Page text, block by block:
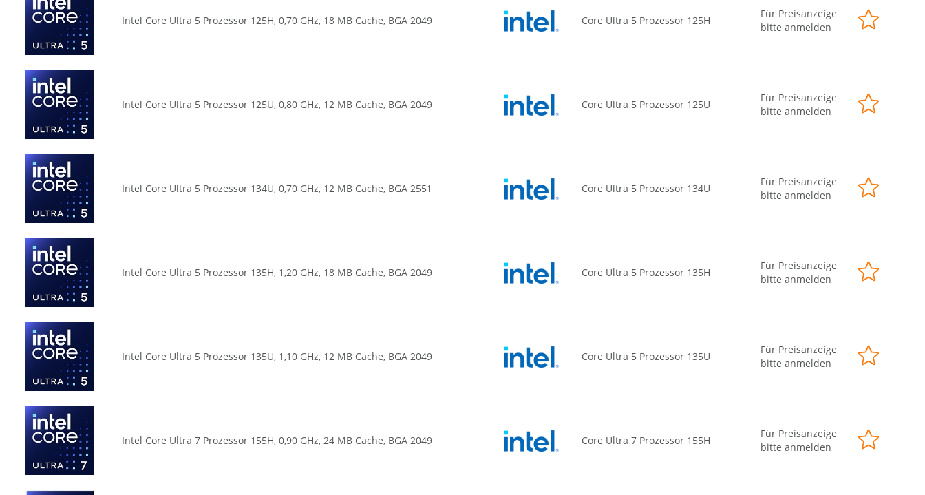
Intel Core Ultra 5 Prozessor 125H, 0,70 GHz, 18 MB Cache, BGA 2049 Core Ultra 5 Prozessor 125H
Für Preisanzeige
bitte anmelden
Intel Core Ultra 5 Prozessor 125U, 0,80 GHz, 12 MB Cache, BGA 2049 Core Ultra 5 Prozessor 125U
Für Preisanzeige
bitte anmelden
Intel Core Ultra 5 Prozessor 134U, 0,70 GHz, 12 MB Cache, BGA 2551 Core Ultra 5 Prozessor 134U
Für Preisanzeige
bitte anmelden
Intel Core Ultra 5 Prozessor 135H, 1,20 GHz, 18 MB Cache, BGA 2049 Core Ultra 5 Prozessor 135H
Für Preisanzeige
bitte anmelden
Intel Core Ultra 5 Prozessor 135U, 1,10 GHz, 12 MB Cache, BGA 2049 Core Ultra 5 Prozessor 135U
Für Preisanzeige
bitte anmelden
Intel Core Ultra 7 Prozessor 155H, 0,90 GHz, 24 MB Cache, BGA 2049 Core Ultra 7 Prozessor 155H
Für Preisanzeige
bitte anmelden